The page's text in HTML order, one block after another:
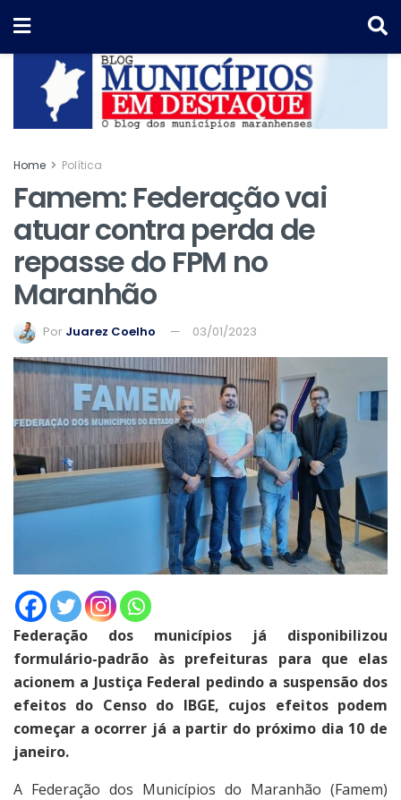
Home Política
Famem: Federação vai
atuar contra perda de
repasse do FPM no
Maranhão
Por Juarez Coelho 03/01/2023
Federação dos municípios já disponibilizou
formulário-padrão às prefeituras para que elas
acionem a Justiça Federal pedindo a suspensão dos
efeitos do Censo do IBGE, cujos efeitos podem
começar a ocorrer já a partir do próximo dia 10 de
janeiro.
A Federação dos Municípios do Maranhão (Famem)